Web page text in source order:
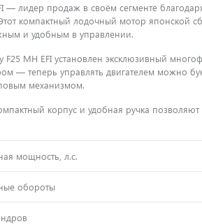
— лидер продаж в своём сегменте
компактный лодочный мотор японской
и удобным в управлении.
MH EFI установлен эксклюзивный
— теперь управлять двигателем можно
механизмом.
корпус и удобная ручка
мощность, л.с.
обороты